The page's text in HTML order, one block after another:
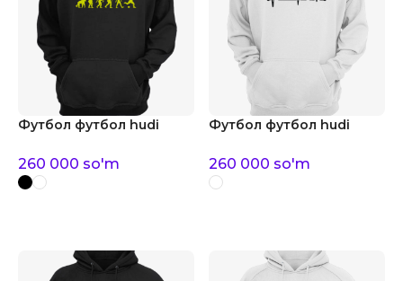
Футбол футбол hudi
260 000 so'm
Футбол футбол hudi
260 000 so'm